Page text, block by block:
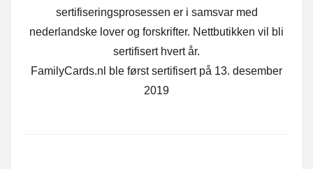
sertifiseringsprosessen er i samsvar med
nederlandske lover og forskrifter. Nettbutikken vil bli
sertifisert hvert år.
FamilyCards.nl ble først sertifisert på 13. desember
2019